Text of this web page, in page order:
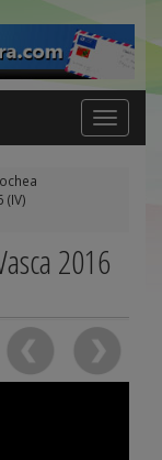
Toggle
navigation
(IV)
2016